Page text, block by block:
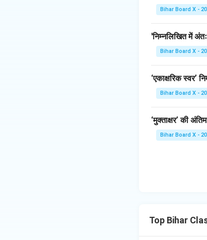
Bihar Board X -
'निम्नलिखित में
Bihar Board X -
‘एकाक्षरिक स्वर’
Bihar Board X -
‘मुक्ताक्षर’ की
Bihar Board X -
Top Bihar